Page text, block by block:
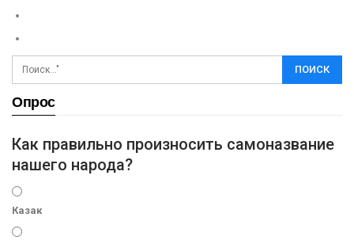
Опрос
Как правильно произносить самоназвание
нашего народа?
Казак